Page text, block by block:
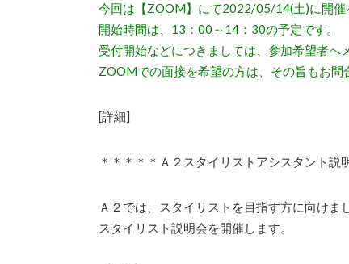
今回は【ZOOM】にて2022/05/14(土)に開催
開始時間は、13：00～14：30の予定です。
受付開始などにつきましては、参加希望者へ
ZOOMでの面接を希望の方は、その旨もお問
[詳細]
＊＊＊＊＊Ａ２スタイリストアシスタント説
Ａ２では、スタイリストを目指す方に向けま
スタイリスト説明会を開催します。